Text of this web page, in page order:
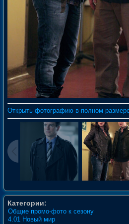
Открыть фотографию в полном
Категории:
Общие промо-фото к сезону
4.01 Новый мир